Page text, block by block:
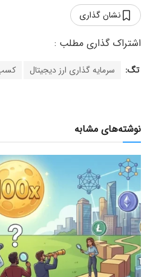
نشان گذاری
تگ: سرمایه گذاری ارز دیجیتال
نوشته‌های مشابه